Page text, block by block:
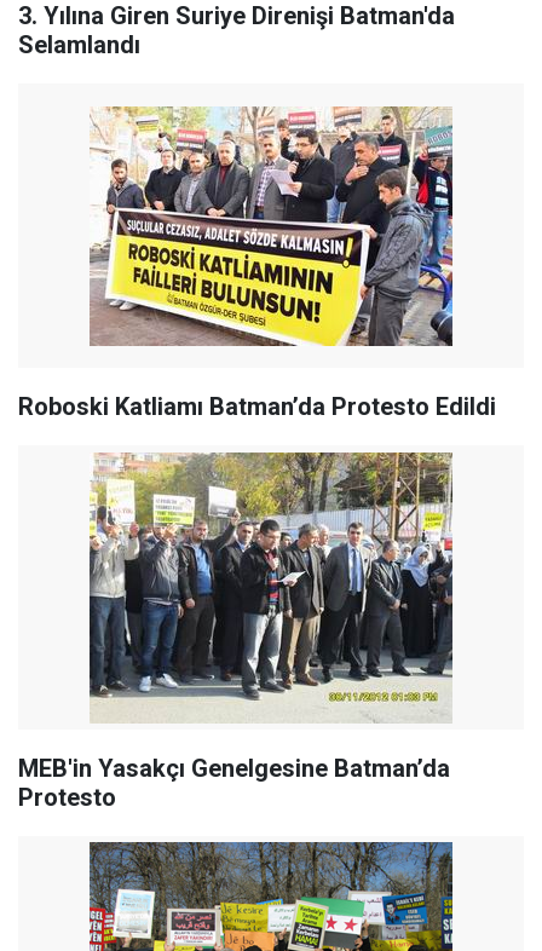
3. Yılına Giren Suriye Direnişi Batman'da
Selamlandı
Roboski Katliamı Batman’da Protesto Edildi
MEB'in Yasakçı Genelgesine Batman’da
Protesto